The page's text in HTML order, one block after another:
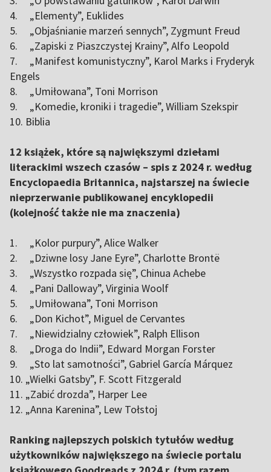
4. „Elementy”, Euklides
5. „Objaśnianie marzeń sennych”, Zygmunt Freud
6. „Zapiski z Piaszczystej Krainy”, Alfo Leopold
7. „Manifest komunistyczny”, Karol Marks i Fryderyk
Engels
8. „Umiłowana”, Toni Morrison
9. „Komedie, kroniki i tragedie”, William Szekspir
10. Biblia
12 książek, które są największymi dziełami
literackimi wszech czasów – spis z 2024 r. według
Encyclopaedia Britannica, najstarszej na świecie
nieprzerwanie publikowanej encyklopedii
(kolejność także nie ma znaczenia)
1. „Kolor purpury”, Alice Walker
2. „Dziwne losy Jane Eyre”, Charlotte Brontë
3. „Wszystko rozpada się”, Chinua Achebe
4. „Pani Dalloway”, Virginia Woolf
5. „Umiłowana”, Toni Morrison
6. „Don Kichot”, Miguel de Cervantes
7. „Niewidzialny człowiek”, Ralph Ellison
8. „Droga do Indii”, Edward Morgan Forster
9. „Sto lat samotności”, Gabriel García Márquez
10. „Wielki Gatsby”, F. Scott Fitzgerald
11. „Zabić drozda”, Harper Lee
12. „Anna Karenina”, Lew Tołstoj
Ranking najlepszych polskich tytułów według
użytkowników największego na świecie portalu